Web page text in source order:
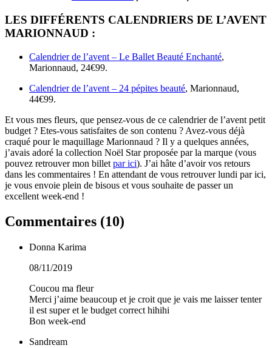
LES DIFFÉRENTS CALENDRIERS DE L’AVENT
MARIONNAUD :
Calendrier de l’avent – Le Ballet Beauté Enchanté,
Marionnaud, 24€99.
Calendrier de l’avent – 24 pépites beauté, Marionnaud,
44€99.
Et vous mes fleurs, que pensez-vous de ce calendrier de l’avent petit
budget ? Etes-vous satisfaites de son contenu ? Avez-vous déjà
craqué pour le maquillage Marionnaud ? Il y a quelques années,
j’avais adoré la collection Noël Star proposée par la marque (vous
pouvez retrouver mon billet par ici). J’ai hâte d’avoir vos retours
dans les commentaires ! En attendant de vous retrouver lundi par ici,
je vous envoie plein de bisous et vous souhaite de passer un
excellent week-end !
Commentaires (10)
Donna Karima
08/11/2019
Coucou ma fleur
Merci j’aime beaucoup et je croit que je vais me laisser tenter
il est super et le budget correct hihihi
Bon week-end
Sandream